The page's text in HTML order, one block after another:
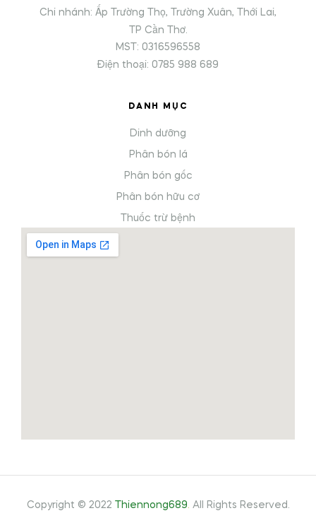
Chi nhánh: Ấp Trường Thọ, Trường Xuân, Thới Lai,
TP Cần Thơ.
MST: 0316596558
Điện thoại: 0785 988 689
DANH MỤC
Dinh dưỡng
Phân bón lá
Phân bón gốc
Phân bón hữu cơ
Thuốc trừ bệnh
Copyright © 2022 Thiennong689. All Rights Reserved.